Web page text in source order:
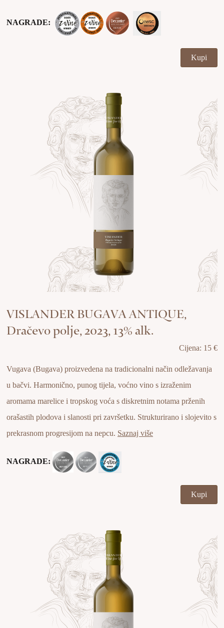
NAGRADE:
Kupi
VISLANDER BUGAVA ANTIQUE,
Dračevo polje, 2023, 13% alk.
Cijena: 15 €
Vugava (Bugava) proizvedena na tradicionalni način odležavanja
u bačvi. Harmonično, punog tijela, voćno vino s izraženim
aromama marelice i tropskog voća s diskretnim notama prženih
orašastih plodova i slanosti pri završetku. Strukturirano i slojevito s
prekrasnom progresijom na nepcu. Saznaj više
NAGRADE:
Kupi